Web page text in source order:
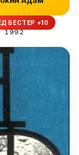
БЕСТЕР +10
1992